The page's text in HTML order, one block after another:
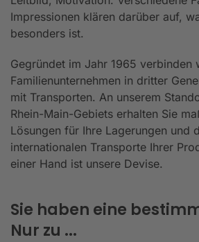
Impressionen klären darüber auf,
besonders ist.
Gegründet im Jahr 1965 verbinden
Familienunternehmen in dritter
mit Transporten. An unserem
Rhein-Main-Gebiets erhalten Sie
Lösungen für Ihre Lagerungen und
internationalen Transporte Ihrer
einer Hand ist unsere Devise.
Sie haben eine
Nur zu ...